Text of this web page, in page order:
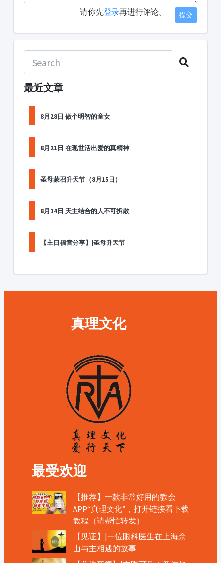
请你先登录再进行评论。 提交
最近文章
8月28日 做个明智的童女
8月21日 在现世活出爱的真精神
圣母蒙召升天节（8月15日）
8月14日 天主结合的人不可拆散
【主日福音分享】|圣母升天节
真理文化
最受欢迎
【推荐】一款非常好用的教会
APP“真理文化”，打开链接看下载
教程（请帮忙转发）
【见证】|一位眼科医生在上海佘
山与主相遇的故事